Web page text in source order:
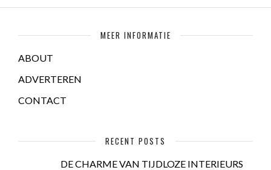
MEER INFORMATIE
ABOUT
ADVERTEREN
CONTACT
RECENT POSTS
DE CHARME VAN TIJDLOZE INTERIEURS